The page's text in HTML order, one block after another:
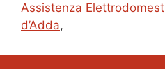
Assistenza
d’Adda,